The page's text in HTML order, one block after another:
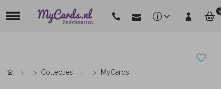
0
Collecties MyCards